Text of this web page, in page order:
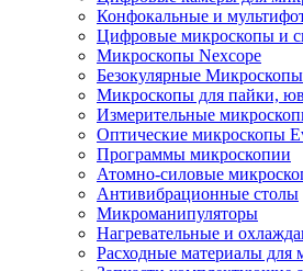
Конфокальные и
Цифровые микроскопы и
Микроскопы Nexcope
Безокулярные
Микроскопы для пайки,
Измерительные
Оптические микроскопы
Программы микроскопии
Атомно-силовые
Антивибрационные столы
Микроманипуляторы
Нагревательные и
Расходные материалы для